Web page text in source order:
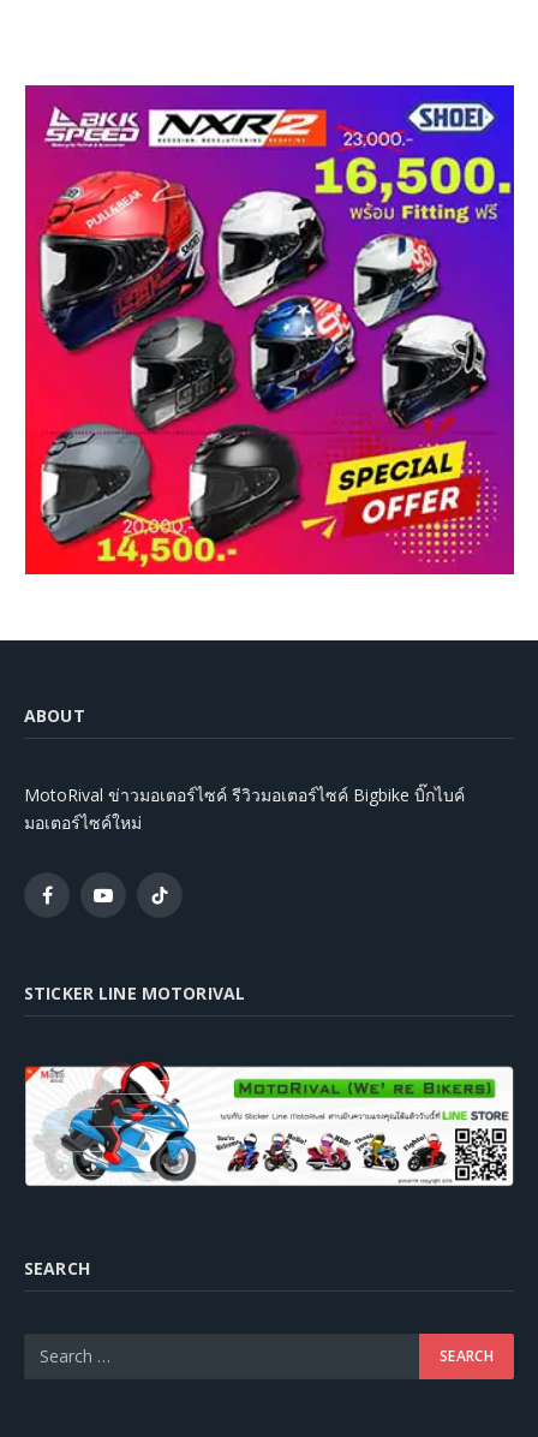
ABOUT
MotoRival ข่าวมอเตอร์ไซค์ รีวิวมอเตอร์ไซค์ Bigbike บิ๊กไบค์
มอเตอร์ไซค์ใหม่
FacebookYouTubeTikTok
STICKER LINE MOTORIVAL
SEARCH